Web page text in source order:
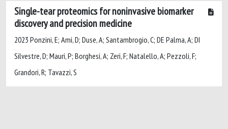
Single-tear proteomics for noninvasive biomarker
discovery and precision medicine
2023 Ponzini, E; Ami, D; Duse, A; Santambrogio, C; DE Palma, A; DI
Silvestre, D; Mauri, P; Borghesi, A; Zeri, F; Natalello, A; Pezzoli, F;
Grandori, R; Tavazzi, S